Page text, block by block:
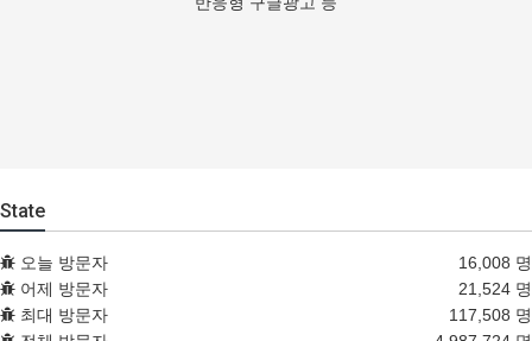
State
오늘 방문자
16,008 명
어제 방문자
21,524 명
최대 방문자
117,508 명